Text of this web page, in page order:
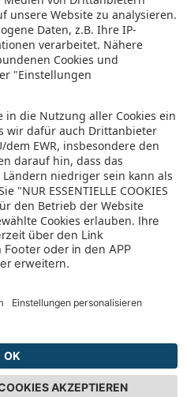
– EUVIA Travel
Sonnenklar hat uns schon sehr